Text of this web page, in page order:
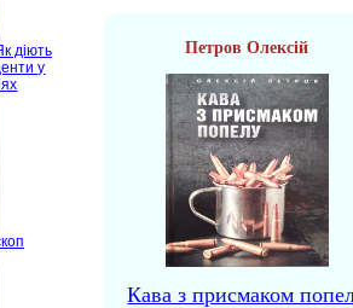
діють
у
Петров Олексій
Кава з присмаком